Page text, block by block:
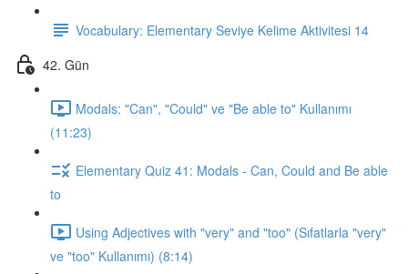
Vocabulary: Elementary Seviye Kelime Aktivitesi 14
42. Gün
Modals: "Can", "Could" ve "Be able to" Kullanımı
(11:23)
Elementary Quiz 41: Modals - Can, Could and Be able
to
Using Adjectives with "very" and "too" (Sıfatlarla "very"
ve "too" Kullanımı) (8:14)